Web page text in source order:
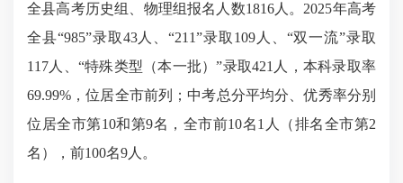
全县高考历史组、物理组报名人数1816人。2025年高考
全县“985”录取43人、“211”录取109人、“双一流”录取
117人、“特殊类型（本一批）”录取421人，本科录取率
69.99%，位居全市前列；中考总分平均分、优秀率分别
位居全市第10和第9名，全市前10名1人（排名全市第2
名），前100名9人。